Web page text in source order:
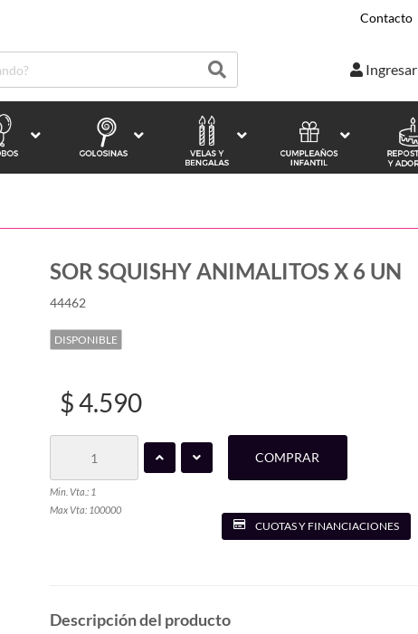
Contacto
Ingresar
SOR SQUISHY ANIMALITOS X 6 UN
44462
DISPONIBLE
$ 4.590
Min. Vta.: 1
Max Vta: 100000
COMPRAR
CUOTAS Y FINANCIACIONES
Descripción del producto